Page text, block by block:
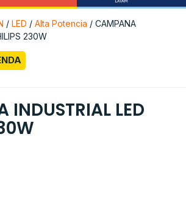
/ LED / Alta Potencia / CAMPANA
230W
INDUSTRIAL LED